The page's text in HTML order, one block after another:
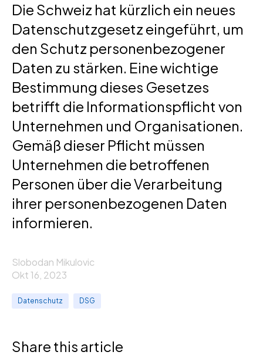
Die Schweiz hat kürzlich ein neues
Datenschutzgesetz eingeführt, um
den Schutz personenbezogener
Daten zu stärken. Eine wichtige
Bestimmung dieses Gesetzes
betrifft die Informationspflicht von
Unternehmen und Organisationen.
Gemäß dieser Pflicht müssen
Unternehmen die betroffenen
Personen über die Verarbeitung
ihrer personenbezogenen Daten
informieren.
Slobodan Mikulovic
Okt 16, 2023
Datenschutz DSG
Share this article